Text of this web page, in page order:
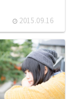
2015.09.16